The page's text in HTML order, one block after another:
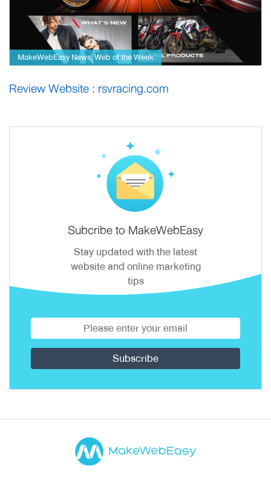
MakeWebEasy News,Web of the Week
Review Website : rsvracing.com
Subcribe to MakeWebEasy
Stay updated with the latest
website and online marketing
tips